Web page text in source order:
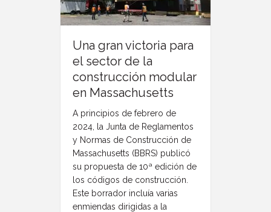
Una gran victoria para
el sector de la
construcción modular
en Massachusetts
A principios de febrero de
2024, la Junta de Reglamentos
y Normas de Construcción de
Massachusetts (BBRS) publicó
su propuesta de 10ª edición de
los códigos de construcción.
Este borrador incluía varias
enmiendas dirigidas a la